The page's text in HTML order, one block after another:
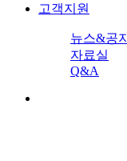
고객지원
뉴스&공지
자료실
Q&A